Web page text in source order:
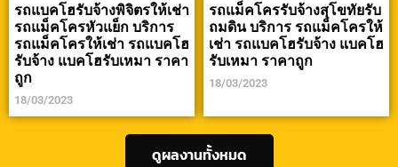
รถแบคโฮรับจ้างพิจิตรให้เช่า
รถแม็คโครหัวแย็ก บริการ
รถแม็คโครให้เช่า รถแบคโฮ
รับจ้าง แบคโฮรับเหมา ราคา
ถูก
18/03/2023
รถแม็คโครรับจ้างสุโขทัยรับ
ถมดิน บริการ รถแม็คโครให้
เช่า รถแบคโฮรับจ้าง แบคโฮ
รับเหมา ราคาถูก
18/03/2023
ดูผลงานทั้งหมด